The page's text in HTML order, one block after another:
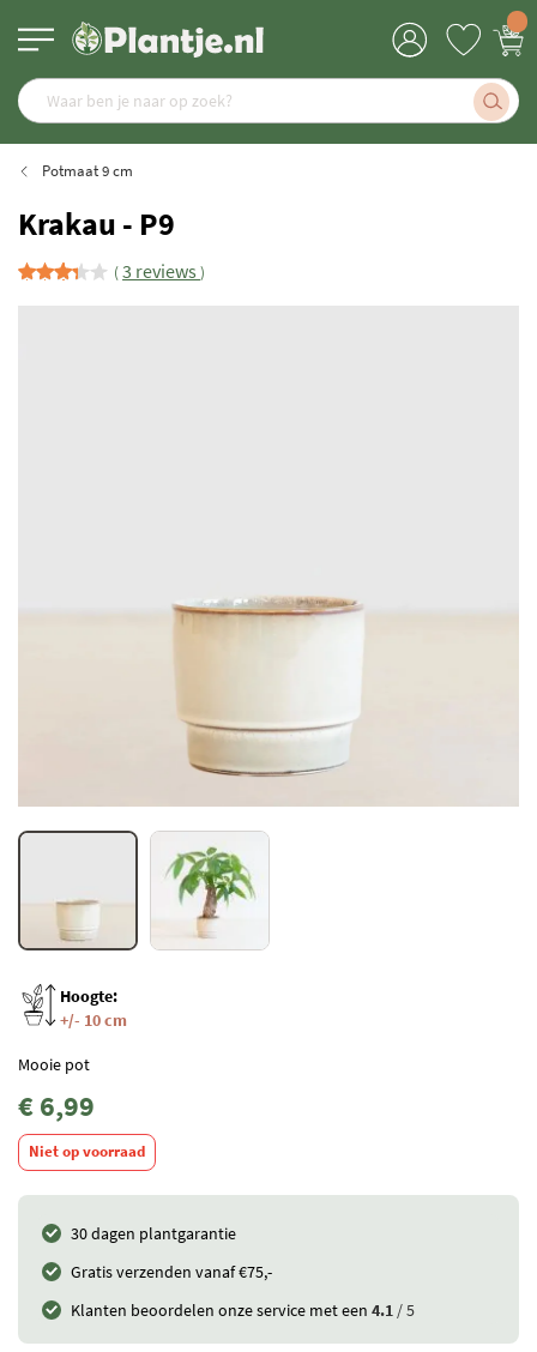
Potmaat 9 cm
Krakau - P9
3 reviews
Hoogte:
+/- 10 cm
Mooie pot
€ 6,99
Niet op voorraad
30 dagen plantgarantie
Gratis verzenden vanaf €75,-
Klanten beoordelen onze service met een4.1 / 5